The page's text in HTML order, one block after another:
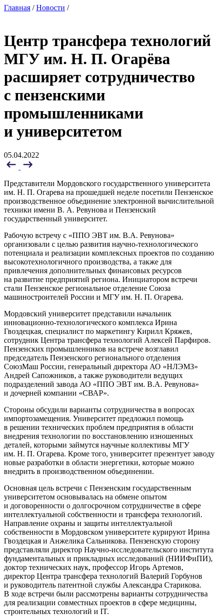
Главная /Новости /
Центр трансфера технологий
МГУ им. Н. П. Огарёва
расширяет сотрудничество
с пензенскими
промышленниками
и университетом
05.04.2022
Представители Мордовского государственного университета
им. Н. П. Огарева на прошедшей неделе посетили Пензенское
производственное объединение электронной вычислительной
техники имени В. А. Ревунова и Пензенский
государственный университет.
Рабочую встречу с «ППО ЭВТ им. В.А. Ревунова»
организовали с целью развития научно-технологического
потенциала и реализации комплексных проектов по созданию
высокотехнологичного производства, а также для
привлечения дополнительных финансовых ресурсов
на развитие предприятий региона. Инициатором встречи
стали Пензенское региональное отделение Союза
машиностроителей России и МГУ им. Н. П. Огарева.
Мордовский университет представили начальник
инновационно-технологического комплекса Ирина
Гвоздецкая, специалист по маркетингу Кирилл Кряжев,
сотрудник Центра трансфера технологий Алексей Парфиров.
Пензенских промышленников на встрече возглавил
председатель Пензенского регионального отделения
СоюзМаш России, генеральный директора АО «НЛЭМЗ»
Андрей Сапожников, а также руководители ведущих
подразделений завода АО «ППО ЭВТ им. В.А. Ревунова»
и дочерней компании «СВАР».
Стороны обсудили варианты сотрудничества в вопросах
импортозамещения. Университет предложил помощь
в решении технических проблем предприятия в области
внедрения технологии по восстановлению изношенных
деталей, которыми займутся научные коллективы МГУ
им. Н. П. Огарева. Кроме того, университет презентует заводу
новые разработки в области энергетики, которые можно
внедрить в производственном объединении.
Основная цель встречи с Пензенским государственным
университетом основывалась на обмене опытом
и договоренности о долгосрочном сотрудничестве в сфере
интеллектуальной собственности и трансфера технологий.
Направление охраны и защиты интеллектуальной
собственности в Мордовском университете курируют Ирина
Гвоздецкая и Анжелика Сальникова. Пензенскую сторону
представляли директор Научно-исследовательского института
фундаментальных и прикладных исследований (НИИФиПИ),
доктор технических наук, профессор Игорь Артемов,
директор Центра трансфера технологий Валерий Горбунов
и руководитель патентной службы Александра Старикова.
В ходе встречи были рассмотрены варианты сотрудничества
для реализации совместных проектов в сфере медицины,
строительных технологий и IT.